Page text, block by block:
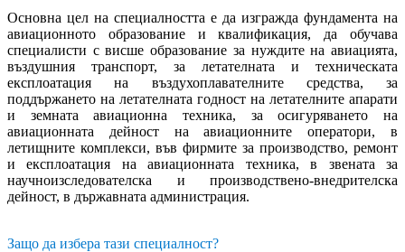
Основна цел на специалността е да изгражда фундамента на
авиационното образование и квалификация, да обучава
специалисти с висше образование за нуждите на авиацията,
въздушния транспорт, за летателната и техническата
експлоатация на въздухоплавателните средства, за
поддържането на летателната годност на летателните апарати
и земната авиационна техника, за осигуряването на
авиационната дейност на авиационните оператори, в
летищните комплекси, във фирмите за производство, ремонт
и експлоатация на авиационната техника, в звената за
научноизследователска и производствено-внедрителска
дейност, в държавната администрация.
Защо да избера тази специалност?